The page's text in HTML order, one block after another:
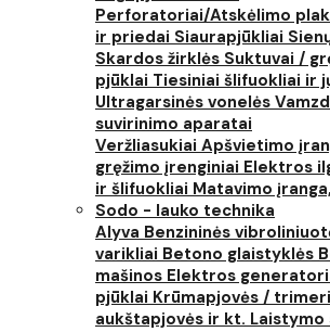
Perforatoriai/Atskėlimo
ir priedai Siaurapjūkliai
Skardos žirklės Suktuvai /
pjūklai Tiesiniai šlifuokliai ir
Ultragarsinės vonelės
suvirinimo aparatai
Veržliasukiai Apšvietimo
gręžimo įrenginiai Elektros
ir šlifuokliai Matavimo
Sodo - lauko technika
Alyva Benzininės
varikliai Betono glaistyklės
mašinos Elektros
pjūklai Krūmapjovės /
aukštapjovės ir kt.